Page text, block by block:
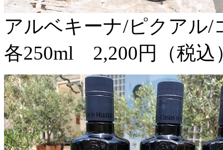
アルベキーナ/ピクアル/
各250ml 2,200円（税込